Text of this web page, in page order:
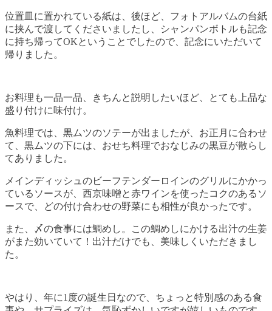
位置皿に置かれている紙は、後ほど、フォトアルバムの台紙
に挟んで渡してくださいましたし、シャンパンボトルも記念
に持ち帰ってOKということでしたので、記念にいただいて
帰りました。
お料理も一品一品、きちんと説明したいほど、とても上品な
盛り付けに味付け。
魚料理では、黒ムツのソテーが出ましたが、お正月に合わせ
て、黒ムツの下には、おせち料理でおなじみの黒豆が散らし
てありました。
メインディッシュのビーフテンダーロインのグリルにかかっ
ているソースが、西京味噌と赤ワインを使ったコクのあるソ
ースで、どの付け合わせの野菜にも相性が良かったです。
また、〆の食事には鯛めし。この鯛めしにかける出汁の生姜
がまた効いていて！出汁だけでも、美味しくいただきまし
た。
やはり、年に1度の誕生日なので、ちょっと特別感のある食